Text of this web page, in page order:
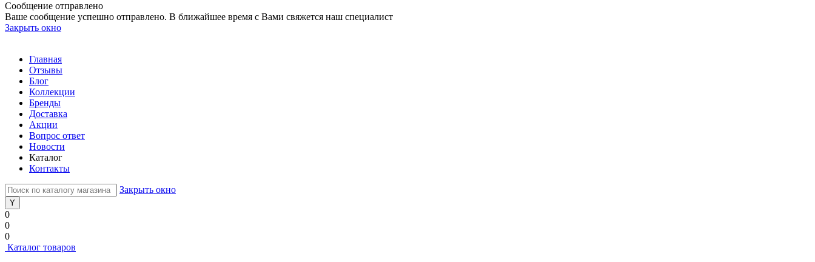
Сообщение отправлено
Ваше сообщение успешно отправлено. В ближайшее время с Вами свяжется наш специалист
Закрыть окно
Главная
Отзывы
Блог
Коллекции
Бренды
Доставка
Акции
Вопрос ответ
Новости
Каталог
Контакты
Закрыть окно
0
0
0
Каталог товаров